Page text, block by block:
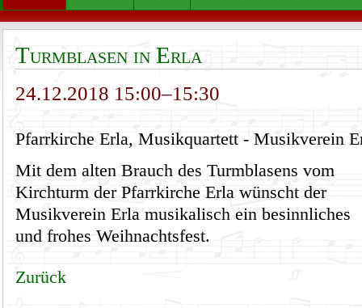
Turmblasen in Erla
24.12.2018 15:00–15:30
Pfarrkirche Erla, Musikquartett - Musikverein
Mit dem alten Brauch des Turmblasens vom
Kirchturm der Pfarrkirche Erla wünscht der
Musikverein Erla musikalisch ein besinnliches
und frohes Weihnachtsfest.
Zurück